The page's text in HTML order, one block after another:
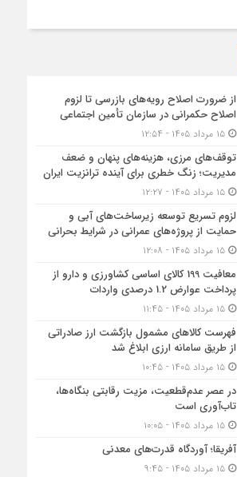
از ضرورت اصلاح رویه‌های بازرسی تا لزوم
اصلاح حکمرانی در سازمان تأمین اجتماعی
۱۵ مرداد ۱۴۰۵ - ۱۲:۵۴
توقف‌های مرزی، هزینه‌های پنهان و ضعف
مدیریت؛ زنگ خطری برای آینده ترانزیت ایران
۱۵ مرداد ۱۴۰۵ - ۱۲:۲۷
لزوم تسریع توسعه زیرساخت‌های آبی و
حمایت از پروژه‌های عمرانی در شرایط بحرانی
۱۵ مرداد ۱۴۰۵ - ۱۲:۰۸
معافیت 199 کالای اساسی کشاورزی و دارو از
پرداخت عوارض 1.2 درصدی واردات
۱۵ مرداد ۱۴۰۵ - ۱۱:۴۵
فهرست کالاهای مشمول بازگشت ارز صادراتی
از طریق سامانه ارزی ابلاغ شد
۱۵ مرداد ۱۴۰۵ - ۱۰:۴۵
در عصر عدم‌قطعیت، مزیت رقابتی بنگاه‌ها،
تاب‌آوری است
۱۵ مرداد ۱۴۰۵ - ۱۰:۰۵
آفریقا؛ آوردگاه قدرت‌های معدنی
۱۵ مرداد ۱۴۰۵ - ۹:۴۵